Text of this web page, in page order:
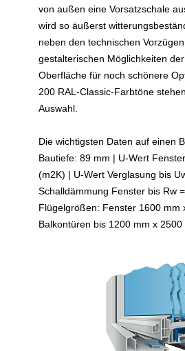
von außen eine Vorsatzschale
wird so äußerst
neben den technischen
gestalterischen Möglichkeiten
Oberfläche für noch schönere
200 RAL-Classic-Farbtöne
Auswahl.
Die wichtigsten Daten auf einen
Bautiefe: 89 mm | U-Wert
(m2K) | U-Wert Verglasung bis
Schalldämmung Fenster bis Rw
Flügelgrößen: Fenster 1600 mm
Balkontüren bis 1200 mm x 2500